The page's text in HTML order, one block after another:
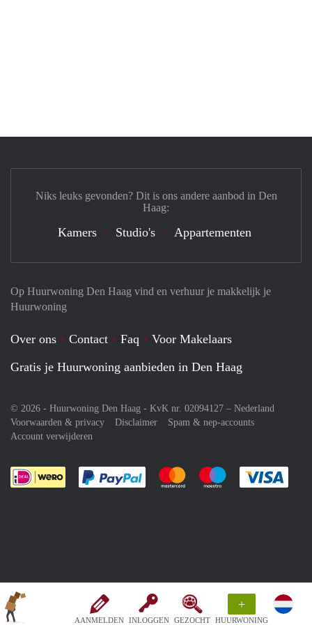
AANMELDEN INLOGGEN GEZOCHT
+
HUURWONING
Op Huurwoning Den Haag vind en verhuur je makkelijk je
Huurwoning
Over ons Contact Faq
Voor Makelaars
Gratis je Huurwoning aanbieden in Den Haag
© 2026 - Huurwoning Den Haag - KvK nr. 02094127 – Nederland
Voorwaarden & privacy
Disclaimer
Spam & nep-accounts
Account verwijderen
Je rekent gemakkelijk af met Paypal
Je rekent gemakkelijk af met
Je rekent
Niks leuks gevonden? Dit is ons andere aanbod in Den
Haag:
Kamers Studio's Appartementen